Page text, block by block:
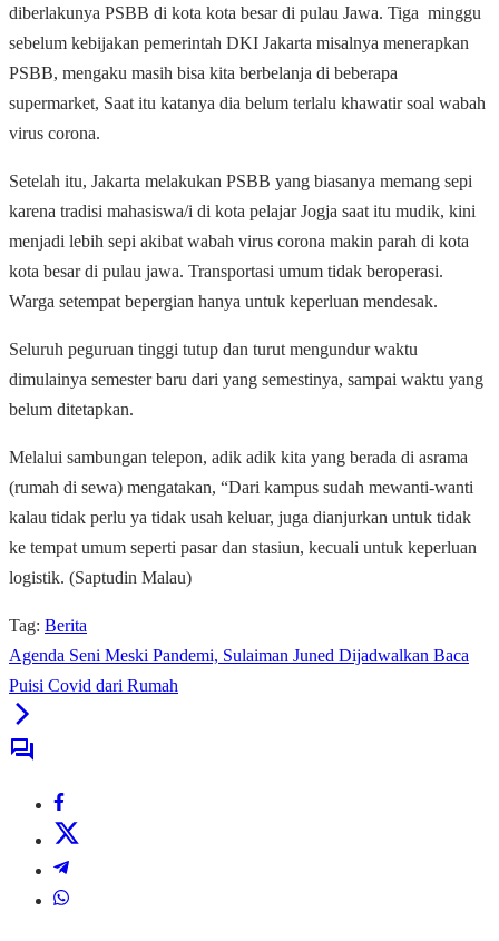
diberlakunya PSBB di kota kota besar di pulau Jawa. Tiga minggu
sebelum kebijakan pemerintah DKI Jakarta misalnya menerapkan
PSBB, mengaku masih bisa kita berbelanja di beberapa
supermarket, Saat itu katanya dia belum terlalu khawatir soal wabah
virus corona.
Setelah itu, Jakarta melakukan PSBB yang biasanya memang sepi
karena tradisi mahasiswa/i di kota pelajar Jogja saat itu mudik, kini
menjadi lebih sepi akibat wabah virus corona makin parah di kota
kota besar di pulau jawa. Transportasi umum tidak beroperasi.
Warga setempat bepergian hanya untuk keperluan mendesak.
Seluruh peguruan tinggi tutup dan turut mengundur waktu
dimulainya semester baru dari yang semestinya, sampai waktu yang
belum ditetapkan.
Melalui sambungan telepon, adik adik kita yang berada di asrama
(rumah di sewa) mengatakan, “Dari kampus sudah mewanti-wanti
kalau tidak perlu ya tidak usah keluar, juga dianjurkan untuk tidak
ke tempat umum seperti pasar dan stasiun, kecuali untuk keperluan
logistik. (Saptudin Malau)
Tag: Berita
Agenda Seni Meski Pandemi, Sulaiman Juned Dijadwalkan Baca
Puisi Covid dari Rumah